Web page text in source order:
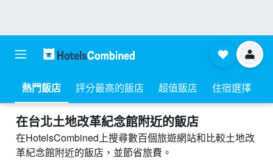
熱門飯店 評分最高的飯店 超值飯店 住宿選擇
​在台北土地改革紀念館附近​的飯店
在HotelsCombined上搜尋數百個旅遊網站和比較土地改
革紀念館附近的飯店，並節省旅費。